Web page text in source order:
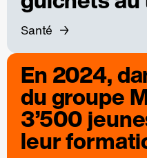
Santé
En 2024,
du groupe
3’500
leur